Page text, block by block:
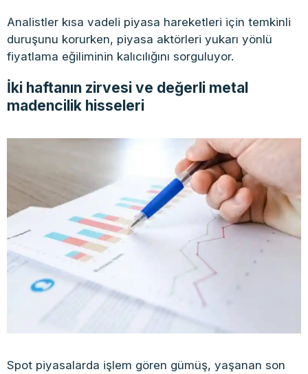
Analistler kısa vadeli piyasa hareketleri için temkinli
duruşunu korurken, piyasa aktörleri yukarı yönlü
fiyatlama eğiliminin kalıcılığını sorguluyor.
İki haftanın zirvesi ve değerli metal
madencilik hisseleri
Spot piyasalarda işlem gören gümüş, yaşanan son